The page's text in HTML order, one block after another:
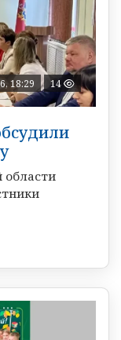
18:29 14
области